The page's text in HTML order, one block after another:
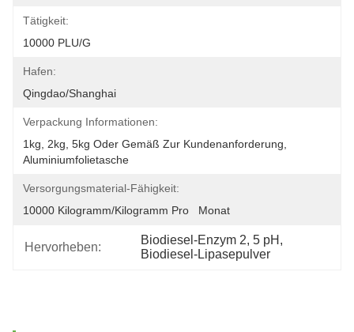
Tätigkeit:
10000 PLU/g
Hafen:
Qingdao/Shanghai
Verpackung Informationen:
1kg, 2kg, 5kg Oder Gemäß Zur Kundenanforderung,
Aluminiumfolietasche
Versorgungsmaterial-Fähigkeit:
10000 Kilogramm/Kilogramm Pro   Monat
Hervorheben:
Biodiesel-Enzym 2, 5 pH ,
Biodiesel-Lipasepulver